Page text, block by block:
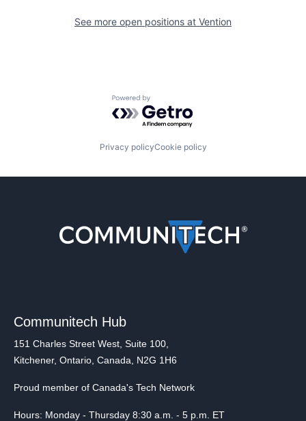
See more open positions at Vention
Powered by Getro.com
Privacy policyCookie policy
Communitech Hub
151 Charles Street West, Suite 100,
Kitchener, Ontario, Canada, N2G 1H6
Proud member of Canada's Tech Network
Hours: Monday - Thursday 8:30 a.m. - 5 p.m. ET